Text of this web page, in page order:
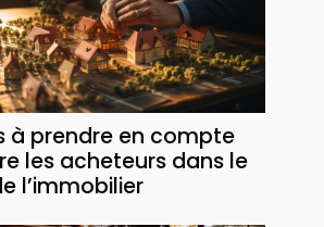
à prendre en compte
les acheteurs dans le
l’immobilier